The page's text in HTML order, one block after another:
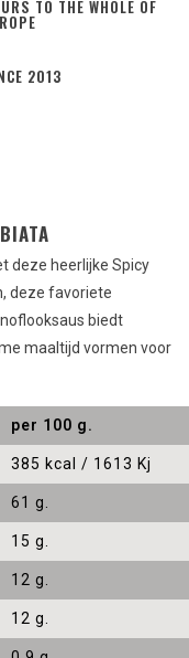
TO THE WHOLE OF
2013
deze heerlijke Spicy
deze favoriete
biedt
maaltijd vormen voor
per 100 g.
385 kcal / 1613 Kj
61 g.
15 g.
12 g.
12 g.